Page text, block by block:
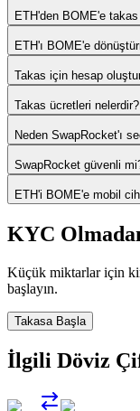
ETH'den BOME'e
ETH'ı BOME'e
Takas için hesap
Takas ücretleri nelerdir?
Neden SwapRocket'ı
SwapRocket güvenli
ETH'i BOME'e mobil
KYC
Küçük miktarlar için
başlayın.
Takasa Başla
İlgili Döviz